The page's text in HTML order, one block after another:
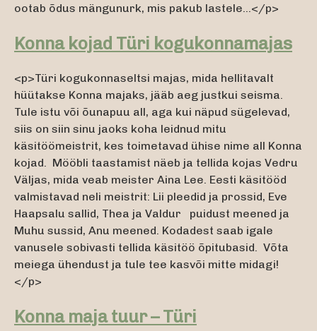
ootab õdus mängunurk, mis pakub lastele...</p>
Konna kojad Türi kogukonnamajas
<p>Türi kogukonnaseltsi majas, mida hellitavalt
hüütakse Konna majaks, jääb aeg justkui seisma.
Tule istu või õunapuu all, aga kui näpud sügelevad,
siis on siin sinu jaoks koha leidnud mitu
käsitöömeistrit, kes toimetavad ühise nime all Konna
kojad. Mööbli taastamist näeb ja tellida kojas Vedru
Väljas, mida veab meister Aina Lee. Eesti käsitööd
valmistavad neli meistrit: Lii pleedid ja prossid, Eve
Haapsalu sallid, Thea ja Valdur puidust meened ja
Muhu sussid, Anu meened. Kodadest saab igale
vanusele sobivasti tellida käsitöö õpitubasid. Võta
meiega ühendust ja tule tee kasvõi mitte midagi!
</p>
Konna maja tuur – Türi